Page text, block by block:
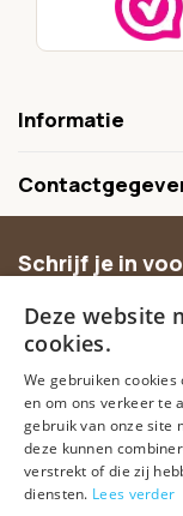
Informatie
Schrijf je in
aanbiedingen.
Deze website
cookies.
We gebruiken
en om ons verkeer te
gebruik van onze site
deze kunnen
verstrekt of die zij
diensten. Lees verder